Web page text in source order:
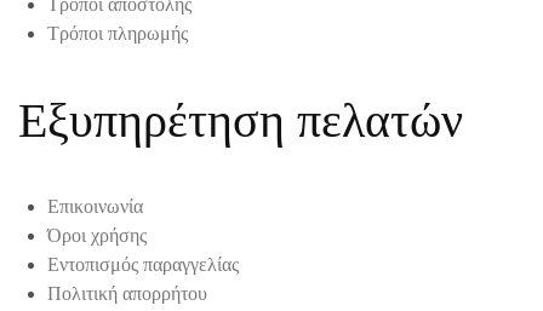
Τρόποι πληρωμής
Εξυπηρέτηση πελατών
Επικοινωνία
Όροι χρήσης
Εντοπισμός παραγγελίας
Πολιτική απορρήτου